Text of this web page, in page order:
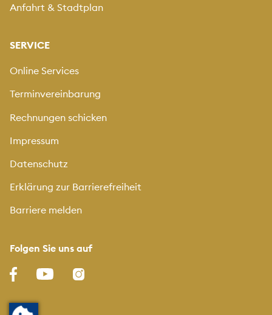
Anfahrt & Stadtplan
SERVICE
Online Services
Terminvereinbarung
Rechnungen schicken
Impressum
Datenschutz
Erklärung zur Barrierefreiheit
Barriere melden
Folgen Sie uns auf